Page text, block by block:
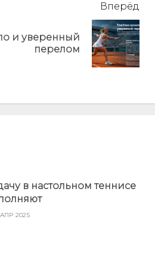
Вперёд
и уверенный
перелом
в настольном теннисе
АПР 2025